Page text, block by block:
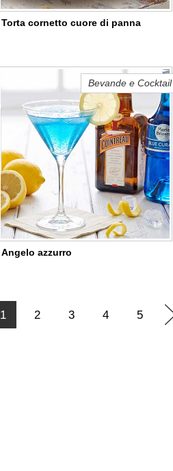
Torta cornetto cuore di panna
Angelo azzurro
Bevande e Cocktail
1 2 3 4 5